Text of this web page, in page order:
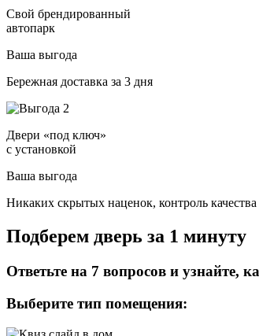
Свой брендированный
автопарк
Ваша выгода
Бережная доставка за 3 дня
Двери «под ключ»
с установкой
Ваша выгода
Никаких скрытых наценок, контроль качества
Подберем дверь за 1 минуту
Ответьте на 7 вопросов и узнайте,
Выберите тип помещения: